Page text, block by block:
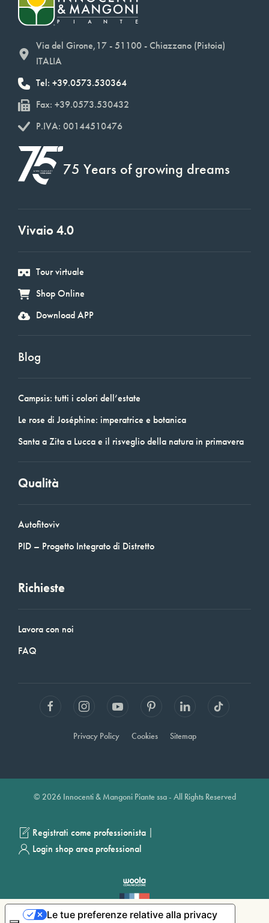
Via del Girone,17 - 51100 - Chiazzano (Pistoia)
ITALIA
Tel: +39.0573.530364
Fax: +39.0573.530432
P.IVA: 00144510476
75 Years of growing dreams
Vivaio 4.0
Tour virtuale
Shop Online
Download APP
Blog
Campsis: tutti i colori dell’estate
Le rose di Joséphine: imperatrice e botanica
Santa a Zita a Lucca e il risveglio della natura in primavera
Qualità
Autofitoviv
PID – Progetto Integrato di Distretto
Richieste
Lavora con noi
FAQ
Privacy Policy Cookies Sitemap
© 2026 Innocenti & Mangoni Piante ssa - All Rights Reserved
Registrati come professionista |
Login shop area professional
Le tue preferenze relative alla privacy